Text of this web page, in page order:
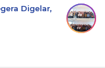
Digelar,